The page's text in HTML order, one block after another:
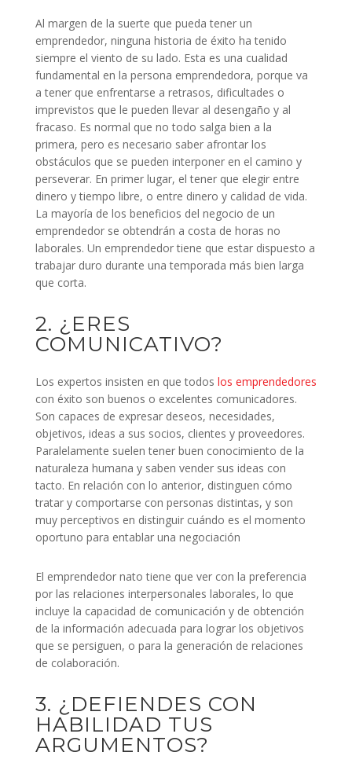
Al margen de la suerte que pueda tener un
emprendedor, ninguna historia de éxito ha tenido
siempre el viento de su lado. Esta es una cualidad
fundamental en la persona emprendedora, porque va
a tener que enfrentarse a retrasos, dificultades o
imprevistos que le pueden llevar al desengaño y al
fracaso. Es normal que no todo salga bien a la
primera, pero es necesario saber afrontar los
obstáculos que se pueden interponer en el camino y
perseverar. En primer lugar, el tener que elegir entre
dinero y tiempo libre, o entre dinero y calidad de vida.
La mayoría de los beneficios del negocio de un
emprendedor se obtendrán a costa de horas no
laborales. Un emprendedor tiene que estar dispuesto a
trabajar duro durante una temporada más bien larga
que corta.
2. ¿ERES
COMUNICATIVO?
Los expertos insisten en que todos los emprendedores
con éxito son buenos o excelentes comunicadores.
Son capaces de expresar deseos, necesidades,
objetivos, ideas a sus socios, clientes y proveedores.
Paralelamente suelen tener buen conocimiento de la
naturaleza humana y saben vender sus ideas con
tacto. En relación con lo anterior, distinguen cómo
tratar y comportarse con personas distintas, y son
muy perceptivos en distinguir cuándo es el momento
oportuno para entablar una negociación
El emprendedor nato tiene que ver con la preferencia
por las relaciones interpersonales laborales, lo que
incluye la capacidad de comunicación y de obtención
de la información adecuada para lograr los objetivos
que se persiguen, o para la generación de relaciones
de colaboración.
3. ¿DEFIENDES CON
HABILIDAD TUS
ARGUMENTOS?